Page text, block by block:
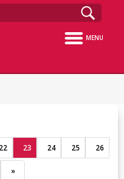
MENU
22 23 24 25 26
»